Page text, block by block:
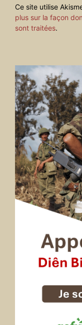
Ce site utilise
plus sur la façon
sont traitées.